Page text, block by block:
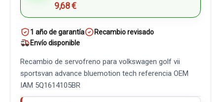
9,68 €
1 año de garantía
Recambio revisado
Envío disponible
Recambio de servofreno para volkswagen golf vii
sportsvan advance bluemotion tech referencia OEM
IAM 5Q1614105BR